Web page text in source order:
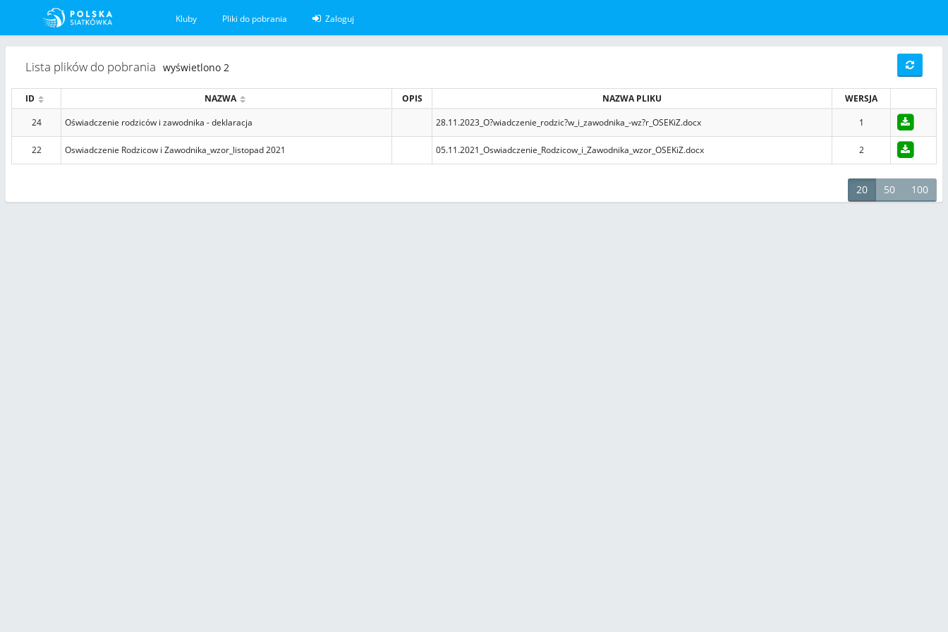
Kluby Pliki do pobrania Zaloguj
Lista plików do pobrania wyświetlono 2
ID NAZWA OPIS NAZWA PLIKU
WERSJA
24
Oświadczenie rodziców i zawodnika - deklaracja 28.11.2023_O?wiadczenie_rodzic?w_i_zawodnika_-wz?r_OSEKiZ.docx 1
22 Oswiadczenie Rodzicow i Zawodnika_wzor_listopad 2021 05.11.2021_Oswiadczenie_Rodzicow_i_Zawodnika_wzor_OSEKiZ.docx 2
20 50 100